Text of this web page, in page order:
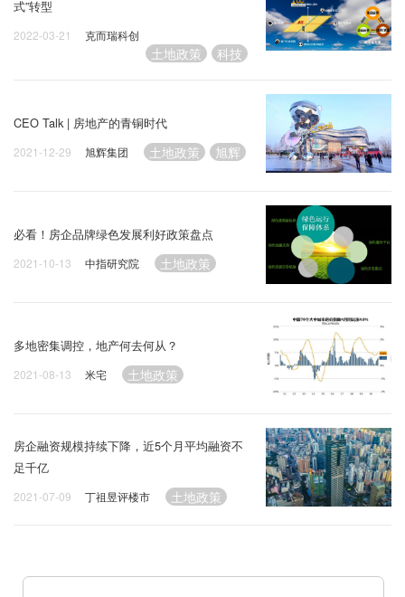
式”转型
2022-03-21 克而瑞科创
土地政策 科技
CEO Talk | 房地产的青铜时代
2021-12-29 旭辉集团 土地政策 旭辉
必看！房企品牌绿色发展利好政策盘点
2021-10-13 中指研究院 土地政策
多地密集调控，地产何去何从？
2021-08-13 米宅 土地政策
房企融资规模持续下降，近5个月平均融资不
足千亿
2021-07-09 丁祖昱评楼市 土地政策